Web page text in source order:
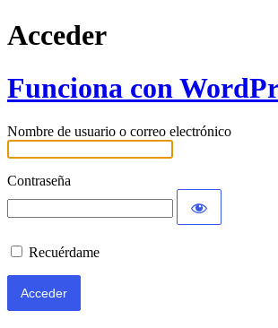
Acceder
Funciona con
Nombre de usuario o correo electrónico
Contraseña
Recuérdame